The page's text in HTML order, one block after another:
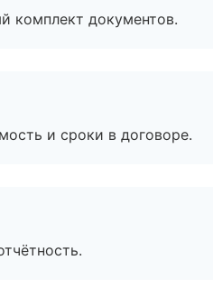
комплект документов.
и сроки в договоре.